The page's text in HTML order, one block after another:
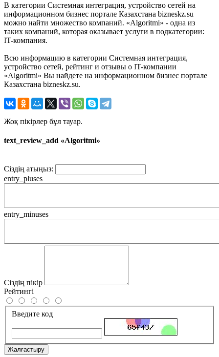
В категории Системная интеграция, устройство сетей на
информационном бизнес портале Казахстана bizneskz.su
можно найти множество компаний. «Algoritmi» - одна из
таких компаний, которая оказывает услуги в подкатегории:
IT-компания.
Всю информацию в категории Системная интеграция,
устройство сетей, рейтинг и отзывы о IT-компании
«Algoritmi» Вы найдете на информационном бизнес портале
Казахстана bizneskz.su.
Жоқ пікірлер бұл тауар.
text_review_add «Algoritmi»
Сіздің атыңыз:
entry_pluses
entry_minuses
Сіздің пікір
Рейтингі
Введите код
Жалғастыру